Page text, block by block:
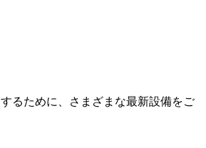
るために、さまざまな最新設備をご